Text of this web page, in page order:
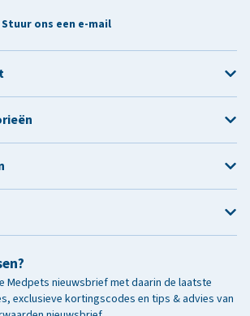
Stuur ons een e-mail
Medpets nieuwsbrief met daarin de laatste
exclusieve kortingscodes en tips & advies van